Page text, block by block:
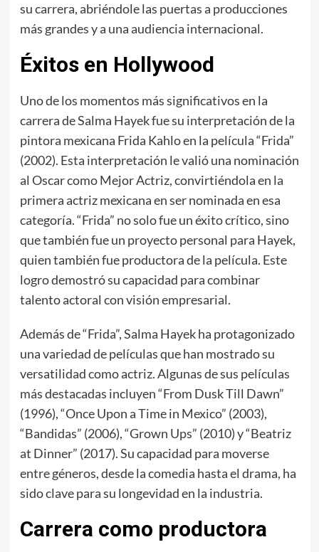
su carrera, abriéndole las puertas a producciones
más grandes y a una audiencia internacional.
Éxitos en Hollywood
Uno de los momentos más significativos en la
carrera de Salma Hayek fue su interpretación de la
pintora mexicana Frida Kahlo en la película “Frida”
(2002). Esta interpretación le valió una nominación
al Oscar como Mejor Actriz, convirtiéndola en la
primera actriz mexicana en ser nominada en esa
categoría. “Frida” no solo fue un éxito crítico, sino
que también fue un proyecto personal para Hayek,
quien también fue productora de la película. Este
logro demostró su capacidad para combinar
talento actoral con visión empresarial.
Además de “Frida”, Salma Hayek ha protagonizado
una variedad de películas que han mostrado su
versatilidad como actriz. Algunas de sus películas
más destacadas incluyen “From Dusk Till Dawn”
(1996), “Once Upon a Time in Mexico” (2003),
“Bandidas” (2006), “Grown Ups” (2010) y “Beatriz
at Dinner” (2017). Su capacidad para moverse
entre géneros, desde la comedia hasta el drama, ha
sido clave para su longevidad en la industria.
Carrera como productora